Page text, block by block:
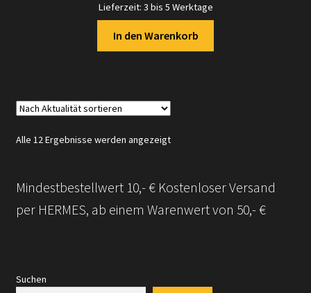
Lieferzeit: 3 bis 5 Werktage
In den Warenkorb
Alle 12 Ergebnisse werden angezeigtNach
Mindestbestellwert 10,- € Kostenloser Versand
per HERMES, ab einem Warenwert von 50,- €
Suchen